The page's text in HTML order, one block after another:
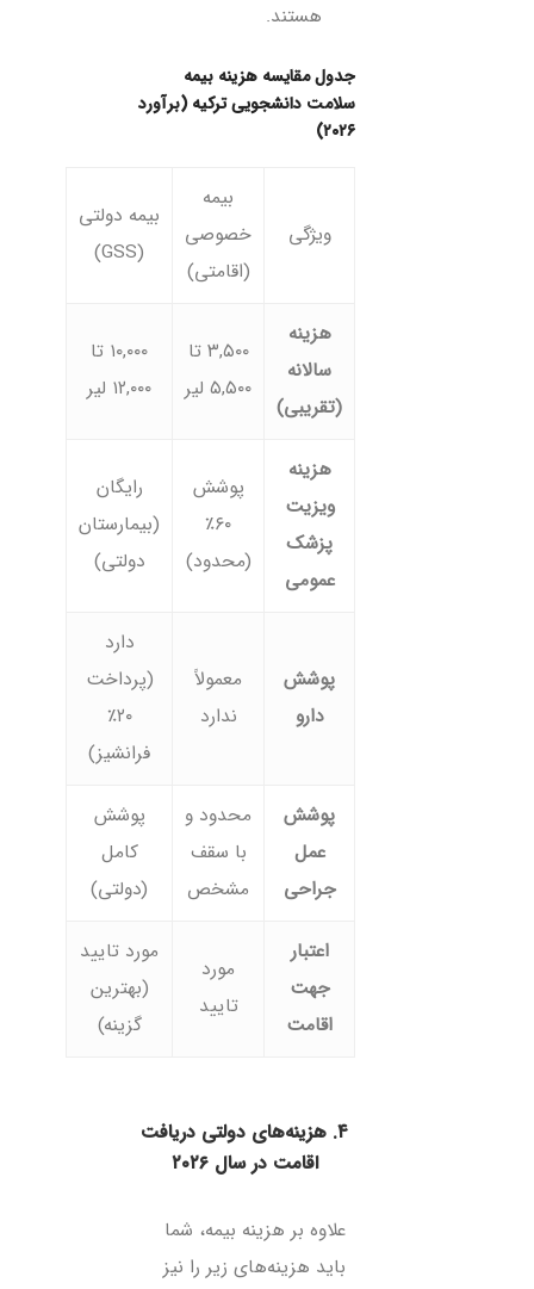
هستند.
جدول مقایسه هزینه بیمه
سلامت دانشجویی ترکیه (برآورد
۲۰۲۶)
ویژگی
بیمه
خصوصی
(اقامتی)
بیمه دولتی
(GSS)
هزینه
سالانه
(تقریبی)
۳,۵۰۰ تا
۵,۵۰۰ لیر
۱۰,۰۰۰ تا
۱۲,۰۰۰ لیر
هزینه
ویزیت
پزشک
عمومی
پوشش
۶۰٪
(محدود)
رایگان
(بیمارستان
دولتی)
پوشش
دارو
معمولاً
ندارد
دارد
(پرداخت
۲۰٪
فرانشیز)
پوشش
عمل
جراحی
محدود و
با سقف
مشخص
پوشش
کامل
(دولتی)
اعتبار
جهت
اقامت
مورد
تایید
مورد تایید
(بهترین
گزینه)
۴. هزینه‌های دولتی دریافت
اقامت در سال ۲۰۲۶
علاوه بر هزینه بیمه، شما
باید هزینه‌های زیر را نیز